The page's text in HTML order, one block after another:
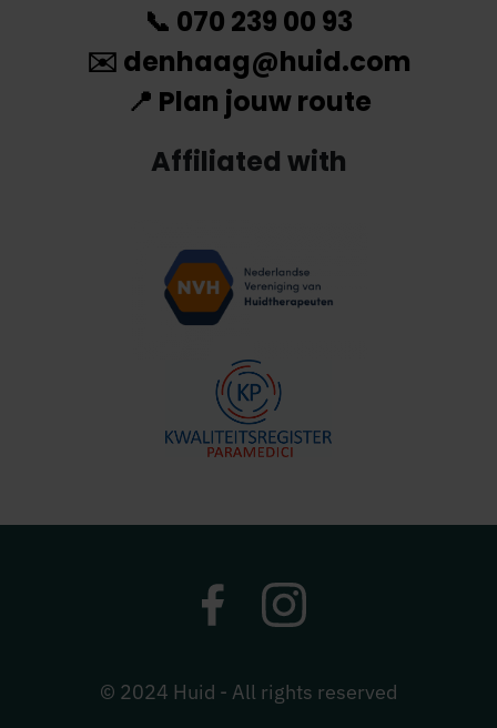
📞 070 239 00 93
✉️ denhaag@huid.com
📍 Plan jouw route
Affiliated with
© 2024 Huid - All rights reserved